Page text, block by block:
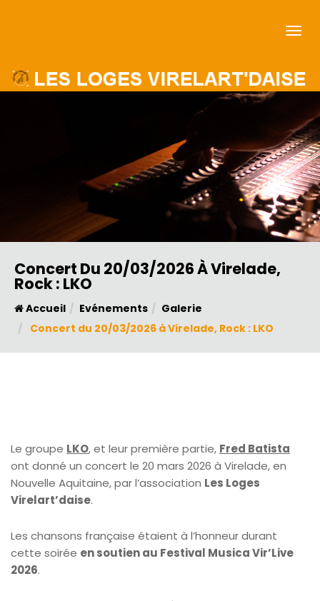
Concert Du 20/03/2026 À Virelade,
Rock : LKO
Accueil Evénements
Galerie
Concert du 20/03/2026 à Virelade, Rock : LKO
Le groupe LKO, et leur première partie, Fred Batista
ont donné un concert le 20 mars 2026 à Virelade, en
Nouvelle Aquitaine, par l’association Les Loges
Virelart’daise.
Les chansons française étaient à l’honneur durant
cette soirée en soutien au Festival Musica Vir’Live
2026.